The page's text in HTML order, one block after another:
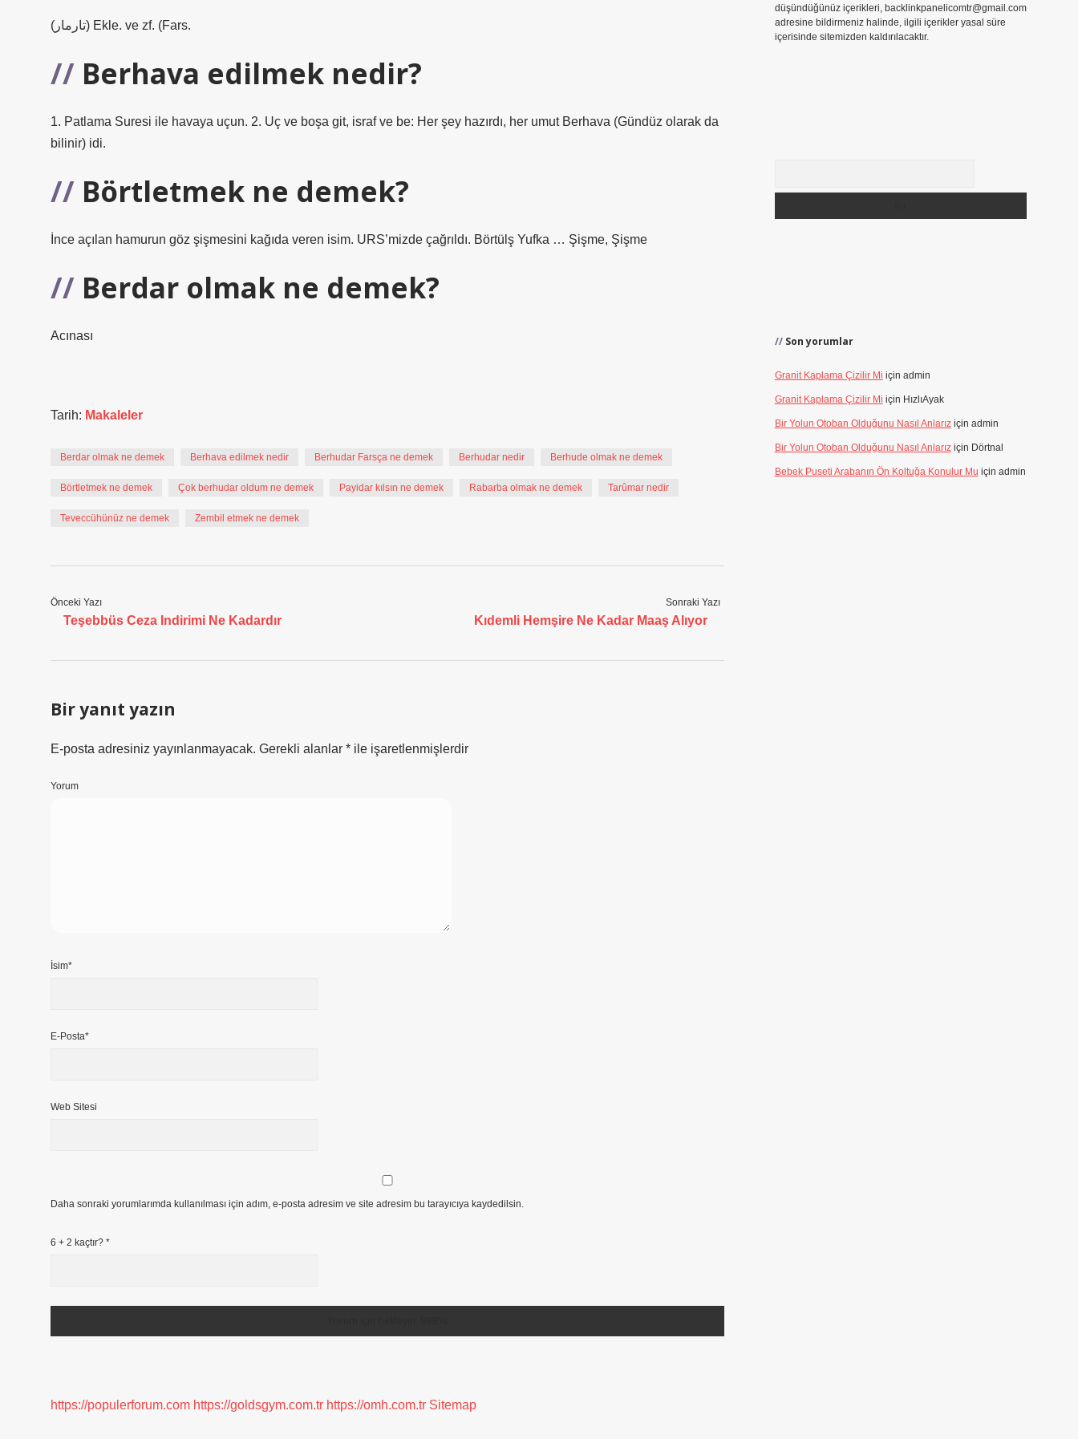
(ﺗﺎﺭﻣﺎﺭ) Ekle. ve zf. (Fars.
Berhava edilmek nedir?
1. Patlama Suresi ile havaya uçun. 2. Uç ve boşa git, israf ve be: Her şey hazırdı, her umut Berhava (Gündüz olarak da
bilinir) idi.
Börtletmek ne demek?
İnce açılan hamurun göz şişmesini kağıda veren isim. URS’mizde çağrıldı. Börtülş Yufka … Şişme, Şişme
Berdar olmak ne demek?
Acınası
Tarih: Makaleler
Berdar olmak ne demek Berhava edilmek nedir Berhudar Farsça ne demek Berhudar nedir Berhude olmak ne demek
Börtletmek ne demek Çok berhudar oldum ne demek Payidar kılsın ne demek Rabarba olmak ne demek Tarûmar nedir
Teveccühünüz ne demek Zembil etmek ne demek
Önceki Yazı
Teşebbüs Ceza Indirimi Ne Kadardır
Sonraki Yazı
Kıdemli Hemşire Ne Kadar Maaş Alıyor
Bir yanıt yazın
E-posta adresiniz yayınlanmayacak. Gerekli alanlar * ile işaretlenmişlerdir
Yorum
İsim*
E-Posta*
Web Sitesi
Daha sonraki yorumlarımda kullanılması için adım, e-posta adresim ve site adresim bu tarayıcıya kaydedilsin.
6 + 2 kaçtır? *
https://populerforum.com https://goldsgym.com.tr https://omh.com.tr Sitemap
düşündüğünüz içerikleri, backlinkpanelicomtr@gmail.com
adresine bildirmeniz halinde, ilgili içerikler yasal süre
içerisinde sitemizden kaldırılacaktır.
Son yorumlar
Granit Kaplama Çizilir Mi için admin
Granit Kaplama Çizilir Mi için HızlıAyak
Bir Yolun Otoban Olduğunu Nasıl Anlarıziçin admin
Bir Yolun Otoban Olduğunu Nasıl Anlarıziçin Dörtnal
Bebek Puseti Arabanın Ön Koltuğa Konulur Mu için admin